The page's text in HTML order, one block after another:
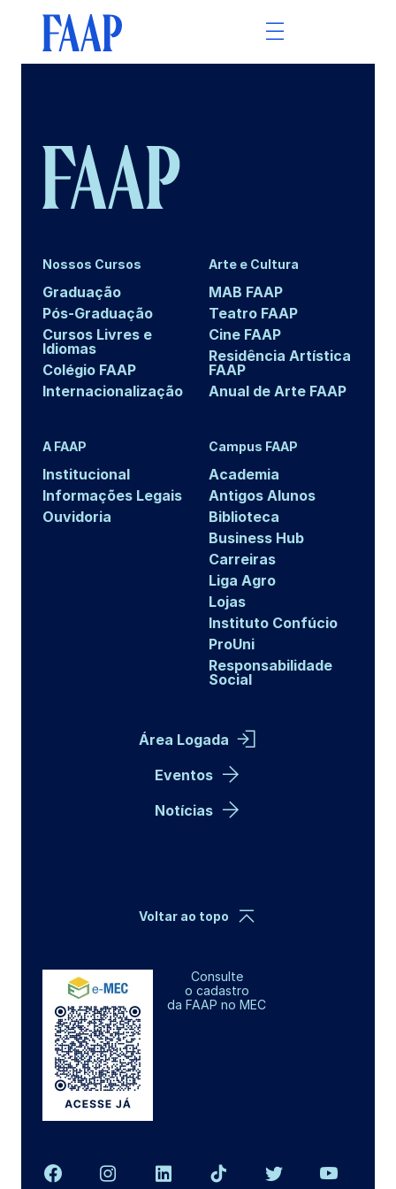
Nossos Cursos
Graduação
Pós-Graduação
Cursos Livres e
Idiomas
Colégio FAAP
Internacionalização
Arte e Cultura
MAB FAAP
Teatro FAAP
Cine FAAP
Residência Artística
FAAP
Anual de Arte FAAP
A FAAP
Institucional
Informações Legais
Ouvidoria
Campus FAAP
Academia
Antigos Alunos
Biblioteca
Business Hub
Carreiras
Liga Agro
Lojas
Instituto Confúcio
ProUni
Responsabilidade
Social
Área Logada
Eventos
Notícias
Consulte
o cadastro
da FAAP no MEC
Voltar ao topo